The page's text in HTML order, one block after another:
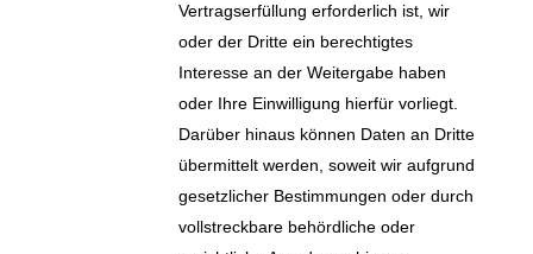
Vertragserfüllung erforderlich ist, wir
oder der Dritte ein berechtigtes
Interesse an der Weitergabe haben
oder Ihre Einwilligung hierfür vorliegt.
Darüber hinaus können Daten an Dritte
übermittelt werden, soweit wir aufgrund
gesetzlicher Bestimmungen oder durch
vollstreckbare behördliche oder